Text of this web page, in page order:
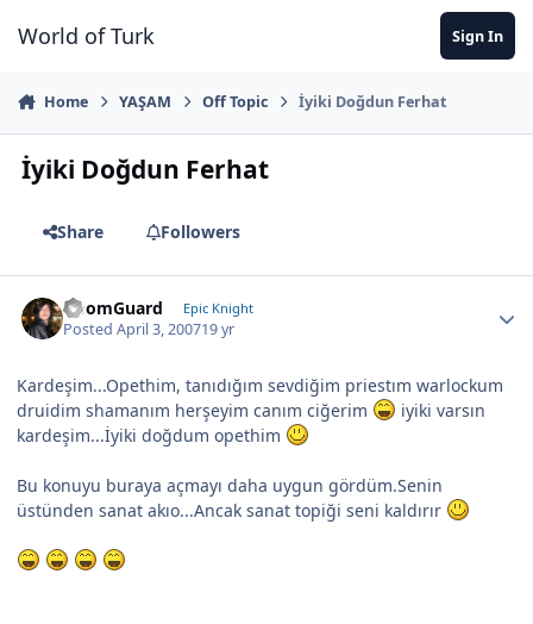
World of Turk Sign In
Home YAŞAM Off Topic İyiki Doğdun Ferhat
İyiki Doğdun Ferhat
Share Followers
DoomGuard Epic Knight
PostedApril 3, 200719 yr
Kardeşim...Opethim, tanıdığım sevdiğim priestım warlockum
druidim shamanım herşeyim canım ciğerim
iyiki varsın
kardeşim...İyiki doğdum opethim
Bu konuyu buraya açmayı daha uygun gördüm.Senin
üstünden sanat akıo...Ancak sanat topiği seni kaldırır